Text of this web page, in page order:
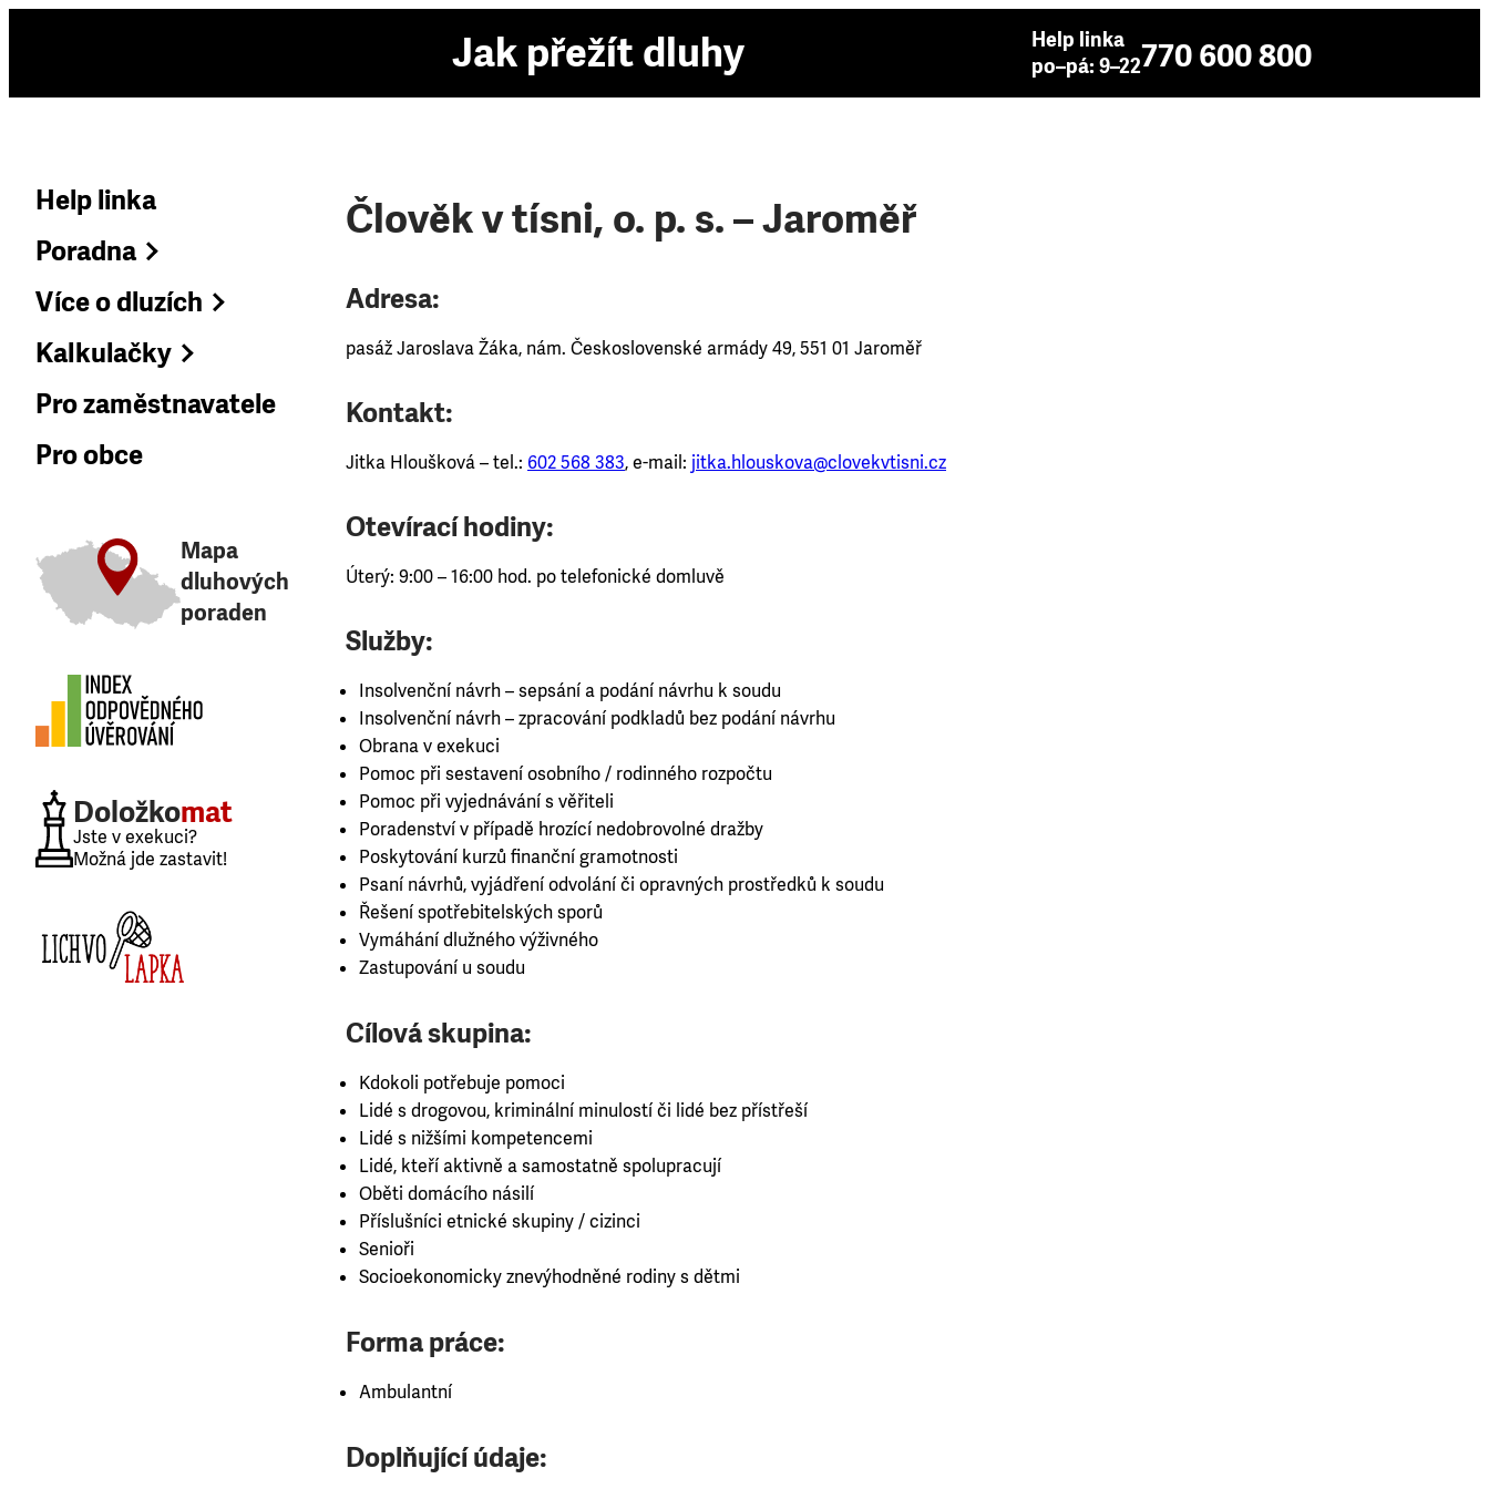
Jak přežít dluhy
Help linka
po–pá: 9–22770 600 800
Help linka
Poradna
Více o dluzích
Kalkulačky
Pro zaměstnavatele
Pro obce
Mapa
dluhových
poraden
Doložkomat
Jste v exekuci?
Možná jde zastavit!
Člověk v tísni, o. p. s. – Jaroměř
Adresa:
pasáž Jaroslava Žáka, nám. Československé armády 49, 551 01 Jaroměř
Kontakt:
Jitka Hloušková – tel.: 602 568 383, e-mail: jitka.hlouskova@clovekvtisni.cz
Otevírací hodiny:
Úterý: 9:00 – 16:00 hod. po telefonické domluvě
Služby:
Insolvenční návrh – sepsání a podání návrhu k soudu
Insolvenční návrh – zpracování podkladů bez podání návrhu
Obrana v exekuci
Pomoc při sestavení osobního / rodinného rozpočtu
Pomoc při vyjednávání s věřiteli
Poradenství v případě hrozící nedobrovolné dražby
Poskytování kurzů finanční gramotnosti
Psaní návrhů, vyjádření odvolání či opravných prostředků k soudu
Řešení spotřebitelských sporů
Vymáhání dlužného výživného
Zastupování u soudu
Cílová skupina:
Kdokoli potřebuje pomoci
Lidé s drogovou, kriminální minulostí či lidé bez přístřeší
Lidé s nižšími kompetencemi
Lidé, kteří aktivně a samostatně spolupracují
Oběti domácího násilí
Příslušníci etnické skupiny / cizinci
Senioři
Socioekonomicky znevýhodněné rodiny s dětmi
Forma práce:
Ambulantní
Doplňující údaje: